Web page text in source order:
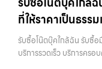
เพราะบริการของเรามุ่งต
กว่า เลือกเราแล้วคุณจะไ
อำนวยความสะดวก นัดรับ
ทั้งหมดนี้เพื่อให้การขายอุ
และคุ้มค่ากว่า ทำไมต้องเ
แท็บเล็ต และอุปกรณ์ไอที
ใช้แล้วอาจกลายเป็นของที่ไ
เป็นทางเลือกให้คุณสามา
ทันที ด้วยบริการ รับซื้อไอ
รับซื้อโน๊ตบุ๊ค, รับซื้อแท็บเ
ที่ให้ราคาเป็นธรร
ครอบคลุมทั่วกรุง
รับซื้อโน๊ตบุ๊คใกล้ฉัน รับซื้อ
บริการรวดเร็ว บริการคร